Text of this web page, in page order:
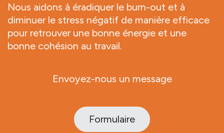
Nous aidons à éradiquer le burn-out et à
diminuer le stress négatif de manière efficace
pour retrouver une bonne énergie et une
bonne cohésion au travail.
Envoyez-nous un message
Formulaire